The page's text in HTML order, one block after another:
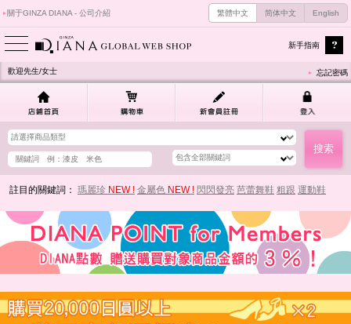
關于GINZA DIANA - 公司介紹 繁體中文 简体中文 English
新手指南
歡迎先生/女士 忘記密碼
註目的關鍵詞： 瑪麗珍 NEW ! 金屬色 NEW ! 閃閃發亮 芭蕾舞鞋 粗跟 運動鞋